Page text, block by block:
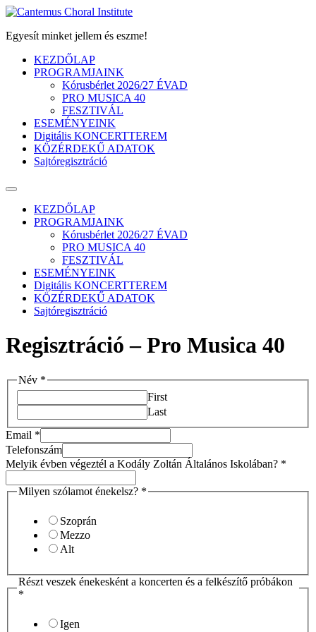
Ugrás
tartalomhoz
Egyesít minket jellem és eszme!
KEZDŐLAP
PROGRAMJAINK
Kórusbérlet 2026/27 ÉVAD
PRO MUSICA 40
FESZTIVÁL
ESEMÉNYEINK
Digitális KONCERTTEREM
KÖZÉRDEKŰ ADATOK
Sajtóregisztráció
KEZDŐLAP
PROGRAMJAINK
Kórusbérlet 2026/27 ÉVAD
PRO MUSICA 40
FESZTIVÁL
ESEMÉNYEINK
Digitális KONCERTTEREM
KÖZÉRDEKŰ ADATOK
Sajtóregisztráció
Regisztráció – Pro Musica 40
Név *
First
Last
Email *
Telefonszám
Melyik évben végeztél a Kodály Zoltán Általános Iskolában? *
Milyen szólamot énekelsz? *
Szoprán
Mezzo
Alt
Részt veszek énekesként a koncerten és a felkészítő próbákon
*
Igen